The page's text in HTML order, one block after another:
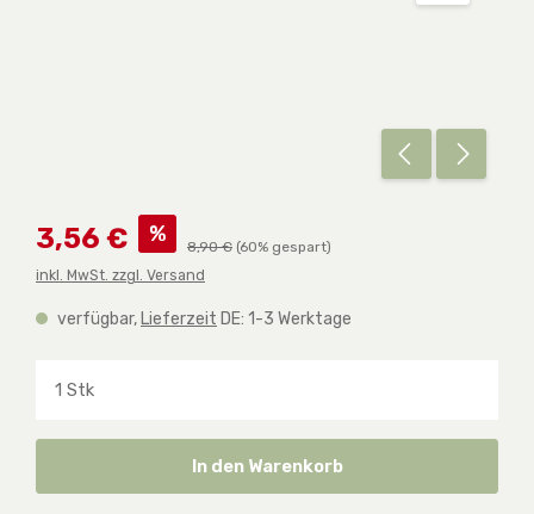
Verkaufspreis:
3,56 € % Regulärer Preis:
8,90 € (60% gespart)
inkl. MwSt. zzgl. Versand
verfügbar, Lieferzeit DE: 1-3 Werktage
In den Warenkorb